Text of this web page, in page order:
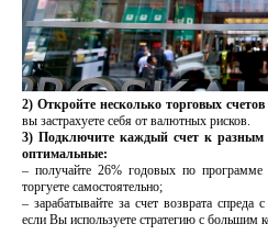
2) Откройте несколько торговых
вы застрахуете себя от валютных рисков.
3) Подключите каждый счет к разным
оптимальные:
– получайте 26% годовых по
торгуете самостоятельно;
– зарабатывайте за счет возврата спреда
если Вы используете стратегию с большим